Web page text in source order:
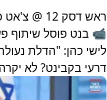
ראש דסק 12 @ צ'אט כתבים
📹 בנט פוסל שיתוף
לישי כהן: "הדלת
דרעי בקבינט? לא